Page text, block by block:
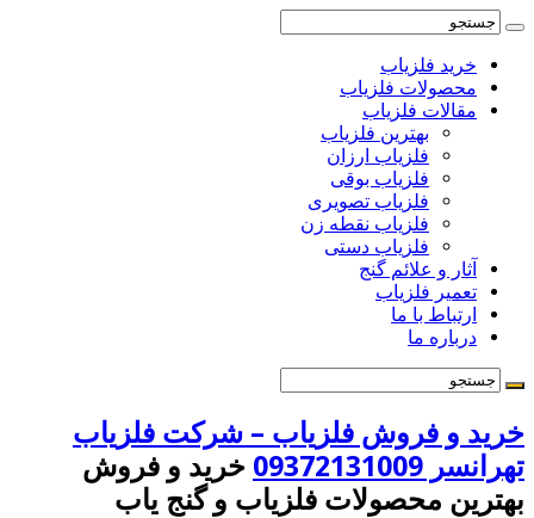
خرید فلزیاب
محصولات فلزیاب
مقالات فلزیاب
بهترین فلزیاب
فلزیاب ارزان
فلزیاب بوقی
فلزیاب تصویری
فلزیاب نقطه زن
فلزیاب دستی
آثار و علائم گنج
تعمیر فلزیاب
ارتباط با ما
درباره ما
خرید و فروش فلزیاب – شرکت فلزیاب
تهرانسر 09372131009
خرید و فروش
بهترین محصولات فلزیاب و گنج یاب